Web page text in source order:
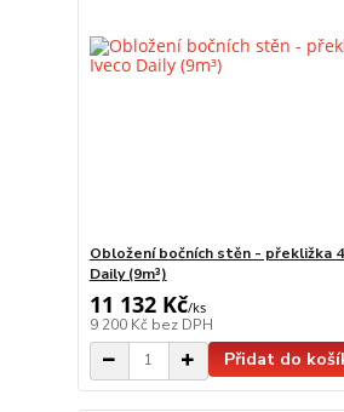
Obložení bočních stěn - překližka
Daily (9m³)
11 132 Kč/ks
9 200 Kč bez DPH
Přidat do